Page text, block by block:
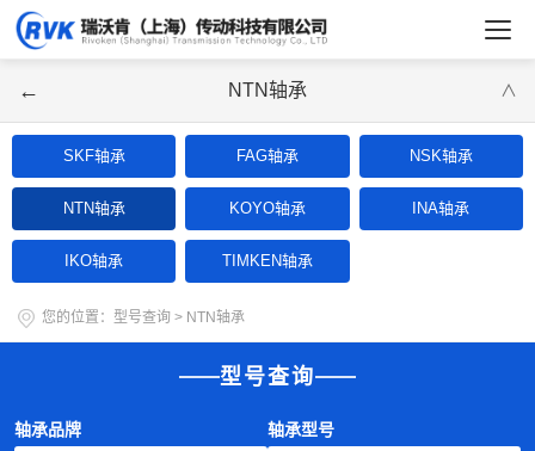
← NTN轴承 ∨
SKF轴承 FAG轴承 NSK轴承
NTN轴承 KOYO轴承 INA轴承
IKO轴承 TIMKEN轴承
您的位置： 型号查询 > NTN轴承
型号查询
轴承品牌 轴承型号